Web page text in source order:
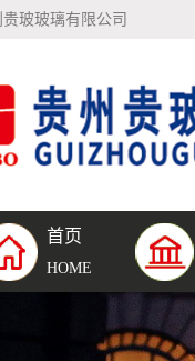
玻玻璃有限公司
首页
HOME 公司简